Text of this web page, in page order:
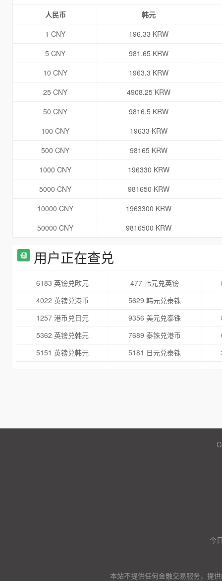
人民币
韩元
1 CNY
196.33 KRW
5 CNY
981.65 KRW
10 CNY
1963.3 KRW
25 CNY
4908.25 KRW
50 CNY
9816.5 KRW
100 CNY
19633 KRW
500 CNY
98165 KRW
1000 CNY
196330 KRW
5000 CNY
981650 KRW
10000 CNY
1963300 KRW
50000 CNY
9816500 KRW
用户正在查兑
6183 英镑兑欧元 477 韩元兑英镑
4022 英镑兑港币
5629 韩元兑泰铢
1257 港币兑日元
9356 美元兑泰铢
5362 英镑兑韩元
7689 泰铢兑港币
5151 英镑兑韩元
5181 日元兑泰铢
今
本站不提供任何金融交易服务，提